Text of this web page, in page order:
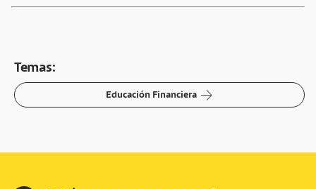
Temas:
Educación Financiera arrow-right